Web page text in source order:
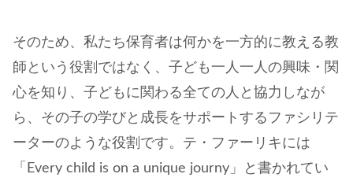
そのため、私たち保育者は何かを一方的に教える教
師という役割ではなく、子ども一人一人の興味・関
心を知り、子どもに関わる全ての人と協力しなが
ら、その子の学びと成長をサポートするファシリテ
ーターのような役割です。テ・ファーリキには
「Every child is on a unique journy」と書かれてい